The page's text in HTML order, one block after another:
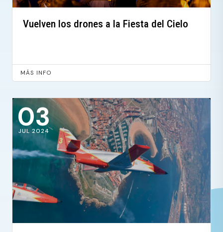
Vuelven los drones a la Fiesta del Cielo
MÁS INFO
03
JUL 2024